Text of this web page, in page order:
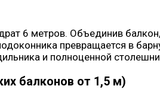
6 метров. Объединив
превращается в
и полноценной
балконов от 1,5 м)